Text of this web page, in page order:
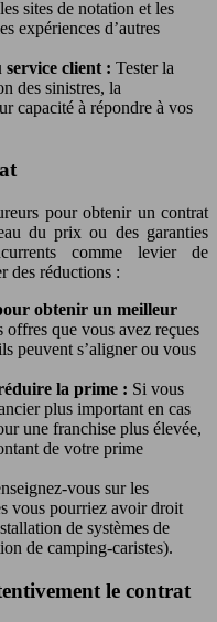
sites de notation et les
expériences d’autres
service client : Tester la
des sinistres, la
capacité à répondre à vos
pour obtenir un contrat
du prix ou des garanties
comme levier de
des réductions :
obtenir un meilleur
offres que vous avez reçues
peuvent s’aligner ou vous
la prime : Si vous
plus important en cas
une franchise plus élevée,
de votre prime
vous sur les
vous pourriez avoir droit
de systèmes de
de camping-caristes).
le contrat